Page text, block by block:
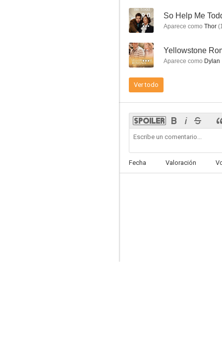
5.5
--
9.0 So Help Me
Aparece como Thor (
-- Yellowstone
Aparece como Dylan
Ver todo
Fecha Valoración